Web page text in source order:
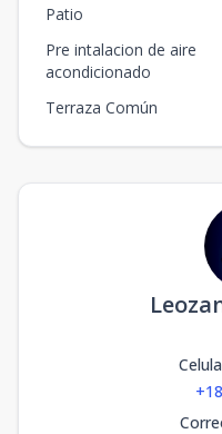
Patio
Pre intalacion de aire
acondicionado
Terraza Común